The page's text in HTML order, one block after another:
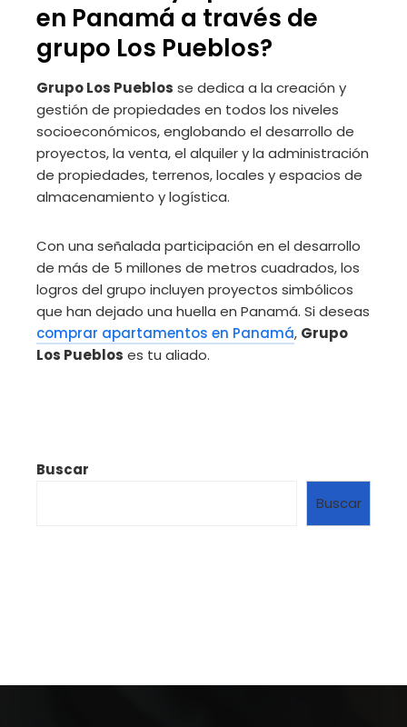
en Panamá a través de
grupo Los Pueblos?
Grupo Los Pueblos se dedica a la creación y
gestión de propiedades en todos los niveles
socioeconómicos, englobando el desarrollo de
proyectos, la venta, el alquiler y la administración
de propiedades, terrenos, locales y espacios de
almacenamiento y logística.
Con una señalada participación en el desarrollo
de más de 5 millones de metros cuadrados, los
logros del grupo incluyen proyectos simbólicos
que han dejado una huella en Panamá. Si deseas
comprar apartamentos en Panamá, Grupo
Los Pueblos es tu aliado.
Buscar
Buscar